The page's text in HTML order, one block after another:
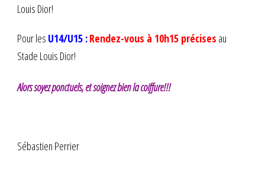
Louis Dior!
Pour les U14/U15 :Rendez-vous à 10h15 précises au
Stade Louis Dior!
Alors soyez ponctuels, et soignez bien la coiffure!!!
Sébastien Perrier